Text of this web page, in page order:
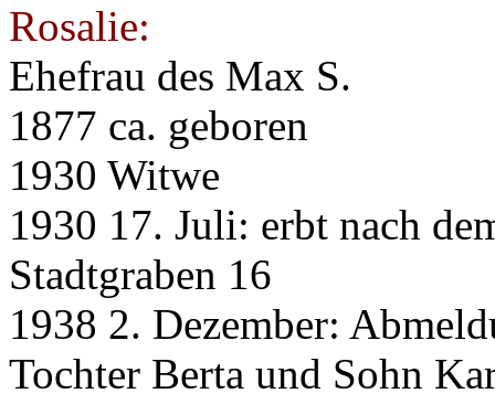
Rosalie:
Ehefrau des Max S.
1877 ca. geboren
1930 Witwe
1930 17. Juli: erbt nach
Stadtgraben 16
1938 2. Dezember:
Tochter Berta und Sohn